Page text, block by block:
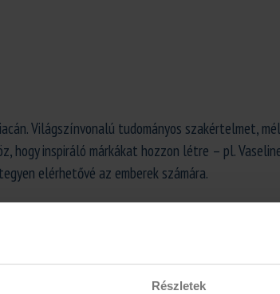
Részletek
Világszínvonalú tudományos szakértelmet,
inspiráló márkákat hozzon létre – pl.
elérhetővé az emberek számára.